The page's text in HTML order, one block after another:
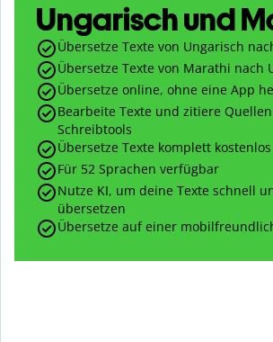
Ungarisch und
Übersetze Texte von Ungarisch
Übersetze Texte von Marathi nach
Übersetze online, ohne eine App
Bearbeite Texte und zitiere
Schreibtools
Übersetze Texte komplett kostenlos
Für 52 Sprachen verfügbar
Nutze KI, um deine Texte schnell
übersetzen
Übersetze auf einer